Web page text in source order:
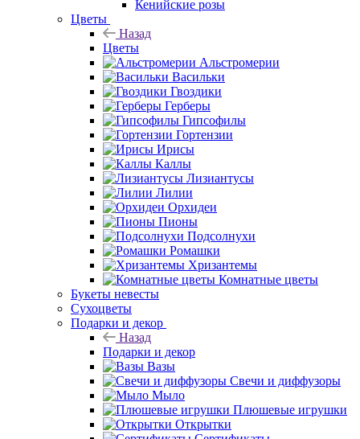
Кенийские розы
Цветы
Назад
Цветы
Альстромерии
Васильки
Гвоздики
Герберы
Гипсофилы
Гортензии
Ирисы
Каллы
Лизиантусы
Лилии
Орхидеи
Пионы
Подсолнухи
Ромашки
Хризантемы
Комнатные цветы
Букеты невесты
Сухоцветы
Подарки и декор
Назад
Подарки и декор
Вазы
Свечи и диффузоры
Мыло
Плюшевые игрушки
Открытки